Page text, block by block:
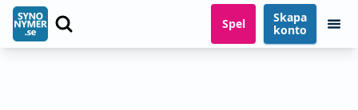
Spel
Skapa
konto